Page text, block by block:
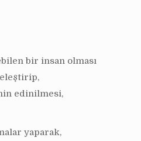
bir insan olması
edinilmesi,
yaparak,